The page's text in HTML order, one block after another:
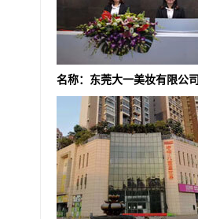
名称：东莞大一美妆有限公司